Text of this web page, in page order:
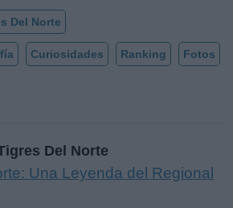
Del Norte
Curiosidades Ranking Fotos
Del Norte
Una Leyenda del Regional